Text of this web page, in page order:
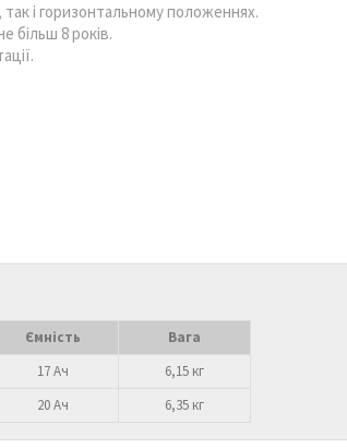
і горизонтальному положеннях.
більш 8 років.
Ємність
Вага
17 Ач
6,15 кг
20 Ач 6,35 кг